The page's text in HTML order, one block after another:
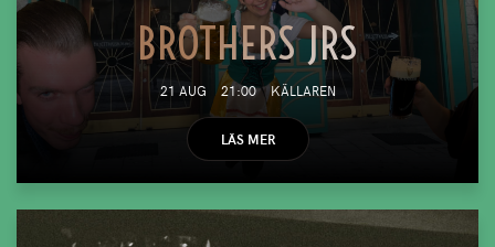
BROTHERS JRS
21 AUG 21:00 KÄLLAREN
LÄS MER